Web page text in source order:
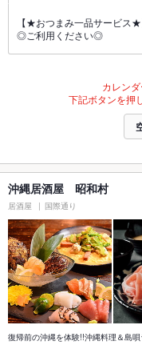
【★おつまみ一品サービス
◎ご利用ください◎
カレン
下記ボタンを押
沖縄居酒屋 昭和村
居酒屋 国際通り
復帰前の沖縄を体験!!沖縄料理＆島